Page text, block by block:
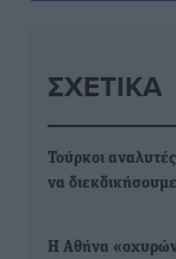
ΣΧΕΤΙΚΆ
Τούρκοι
να
Η Αθήνα